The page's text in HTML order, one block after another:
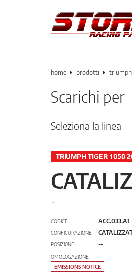
home prodotti triumph
Scarichi per
Seleziona la linea
TRIUMPH TIGER 1050
-
CODICE ACC.033.A1
CONFIGURAZIONE
POSIZIONE --
OMOLOGAZIONE
EMISSIONS NOTICE